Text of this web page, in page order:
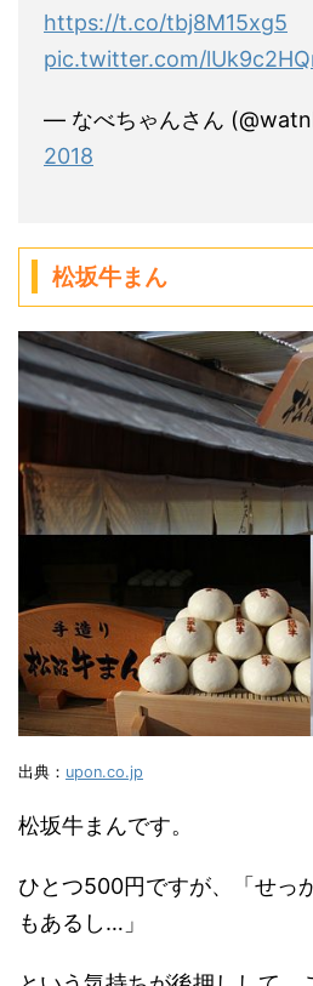
https://t.co/tbj8M15xg5
pic.twitter.com/
— なべちゃんさん
2018
松坂牛まん
出典： upon.co.jp
松坂牛まんです。
ひとつ500円ですが、「せっ
もあるし…」